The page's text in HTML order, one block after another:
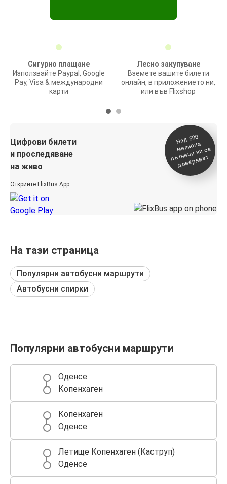
Сигурно плащане
Използвайте Paypal, Google
Pay, Visa & международни
карти
Лесно закупуване
Вземете вашите билети
онлайн, в приложението ни,
или във Flixshop
Цифрови билети
и проследяване
на живо
Открийте FlixBus App
На
д 500
милиона
п
ътници ни се
доверяват
На тази страница
Популярни автобусни маршрути
Автобусни спирки
Популярни автобусни маршрути
Оденсе
Копенхаген
Копенхаген
Оденсе
Летище Копенхаген (Каструп)
Оденсе